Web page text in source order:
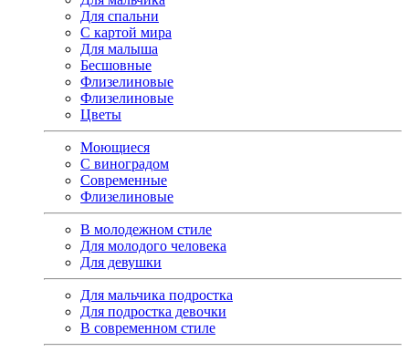
Для спальни
С картой мира
Для малыша
Бесшовные
Флизелиновые
Флизелиновые
Цветы
Моющиеся
С виноградом
Современные
Флизелиновые
В молодежном стиле
Для молодого человека
Для девушки
Для мальчика подростка
Для подростка девочки
В современном стиле